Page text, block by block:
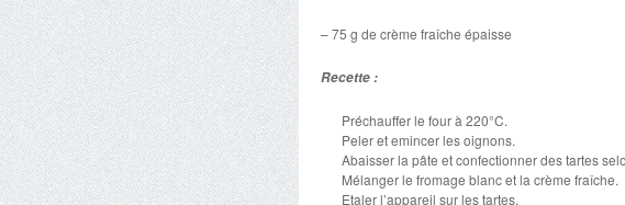
– 75 g de crème fraîche épaisse
Recette :
Préchauffer le four à 220°C.
Peler et emincer les oignons.
Abaisser la pâte et confectionner des tartes
Mélanger le fromage blanc et la crème fraîche.
Etaler l’appareil sur les tartes.